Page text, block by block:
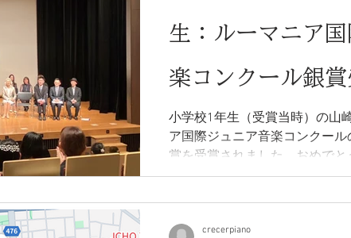
生：ルーマニア
楽コンクール銀賞
小学校1年生（受賞当時）の山
ア国際ジュニア音楽コンクー
賞を受賞されました。おめでと
crecerpiano